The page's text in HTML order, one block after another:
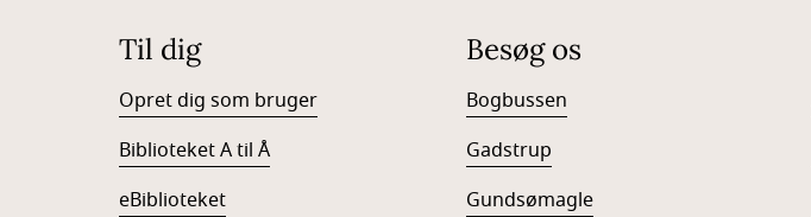
Til dig
Opret dig som bruger
Biblioteket A til Å
eBiblioteket
Besøg os
Bogbussen
Gadstrup
Gundsømagle